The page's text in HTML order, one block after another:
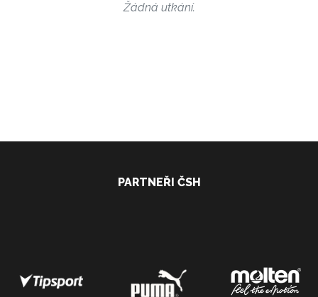
Žádná utkání.
PARTNEŘI ČSH